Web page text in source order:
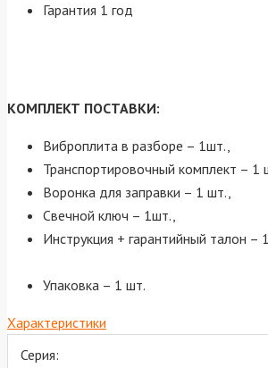
Гарантия 1 год
КОМПЛЕКТ ПОСТАВКИ:
Виброплита в разборе – 1шт.,
Транспортировочный комплект – 1
Воронка для заправки – 1 шт.,
Свечной ключ – 1шт.,
Инструкция + гарантийный талон –
Упаковка – 1 шт.
Характеристики
Серия: